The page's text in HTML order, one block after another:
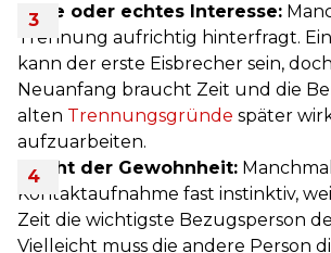
Reue oder echtes Interesse:
Trennung aufrichtig hinterfragt. Ein
kann der erste Eisbrecher sein,
Neuanfang braucht Zeit und die
alten Trennungsgründe später
aufzuarbeiten.
Macht der Gewohnheit:
Kontaktaufnahme fast instinktiv,
Zeit die wichtigste Bezugsperson
Vielleicht muss die andere Person